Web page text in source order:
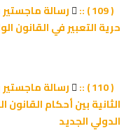
رسالة ماجستير
حرية التعبير في القانون
رسالة ماجستير
الثانية بين أحكام القانون
الدولي الجديد